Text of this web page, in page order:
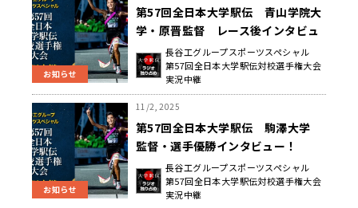
お知らせ
第57回全日本大学駅伝 青山学院大
学・原晋監督 レース後インタビュ
長谷工グループスポーツスペシャル
第57回全日本大学駅伝対校選手権大会
実況中継
お知らせ
11/2, 2025
第57回全日本大学駅伝 駒澤大学
監督・選手優勝インタビュー！
長谷工グループスポーツスペシャル
第57回全日本大学駅伝対校選手権大会
実況中継